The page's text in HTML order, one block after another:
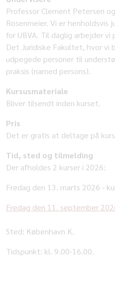
Professor Clement Petersen
Rosenmeier. Vi er henholdsvis
for UBVA. Til daglig arbejder vi
Det Juridiske Fakultet, hvor vi
udpegede personer til
praksis (named persons).
Kursusmateriale
Bliver tilsendt inden kurset.
Pris
Det er gratis at deltage på
Tid, sted og tilmelding
Der afholdes 2 kurser i 2026:
Fredag den 13. marts 2026 -
Fredag den 11. september
Sted: København K.
Tidspunkt: kl. 9.00-16.00.